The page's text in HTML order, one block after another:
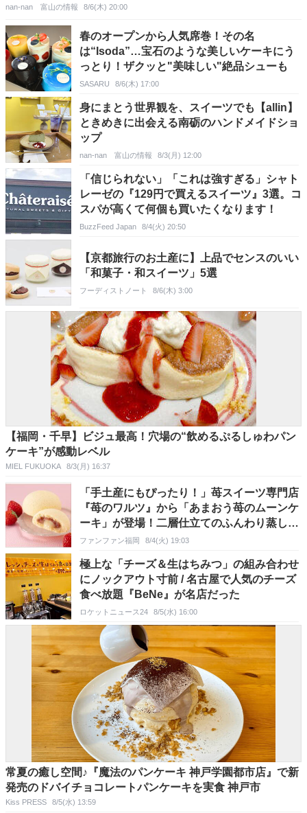
nan-nan 富山の情報 8/6(木) 20:00
春のオープンから人気席巻！その名
は“Isoda”…宝石のような美しいケーキにう
っとり！ザクッと"美味しい"絶品シューも
SASARU 8/6(木) 17:00
身にまとう世界観を、スイーツでも【allin】
ときめきに出会える南砺のハンドメイドショ
ップ
nan-nan 富山の情報 8/3(月) 12:00
「信じられない」「これは強すぎる」シャト
レーゼの『129円で買えるスイーツ』3選。コ
スパが高くて何個も買いたくなります！
BuzzFeed Japan 8/4(火) 20:50
【京都旅行のお土産に】上品でセンスのいい
「和菓子・和スイーツ」5選
フーディストノート 8/6(木) 3:00
【福岡・千早】ビジュ最高！穴場の“飲めるぷるしゅわパン
ケーキ”が感動レベル
MIEL FUKUOKA 8/3(月) 16:37
「手土産にもぴったり！」苺スイーツ専門店
『苺のワルツ』から「あまおう苺のムーンケ
ーキ」が登場！二層仕立てのふんわり蒸しケ
ーキ
ファンファン福岡 8/4(火) 19:03
極上な「チーズ＆生はちみつ」の組み合わせ
にノックアウト寸前 / 名古屋で人気のチーズ
食べ放題『BeNe』が名店だった
ロケットニュース24 8/5(水) 16:00
常夏の癒し空間♪『魔法のパンケーキ 神戸学園都市店』で新
発売のドバイチョコレートパンケーキを実食 神戸市
Kiss PRESS 8/5(水) 13:59